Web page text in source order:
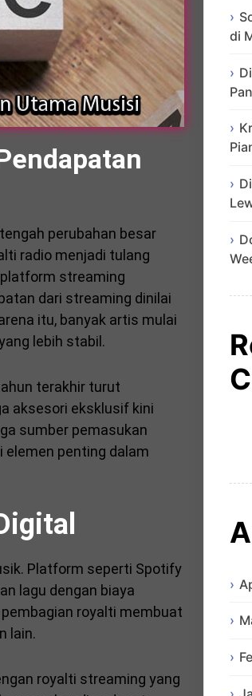
perubahan besar
radio menjadi tulang
streaming
dari streaming dinilai
itu, banyak artis mulai
lebih stabil.
terakhir turut
aksesori eksklusif kini
sumber pemasukan
elemen penting dalam
Platform seperti Spotify
lagu dengan biaya
royalti membuat
lain.
royalti streaming yang
di